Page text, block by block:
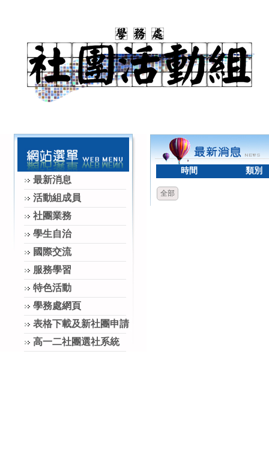
最新消息
活動組成員
社團業務
學生自治
國際交流
服務學習
特色活動
學務處網頁
表格下載及新社團申請
高一二社團選社系統
時間 類別
全部